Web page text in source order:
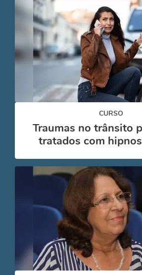
CURSO
Traumas no trânsito
tratados com